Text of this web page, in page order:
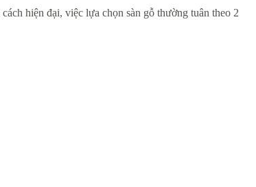
hiện đại, việc lựa chọn sàn gỗ thường tuân theo 2